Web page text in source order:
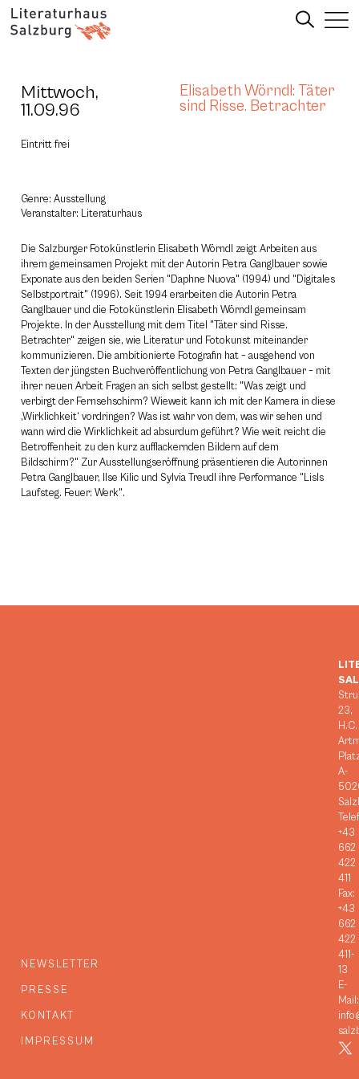
Mittwoch,
11.09.96
Elisabeth Wörndl: Täter
sind Risse. Betrachter
Eintritt frei
Genre: Ausstellung
Veranstalter: Literaturhaus
Die Salzburger Fotokünstlerin Elisabeth Wörndl zeigt Arbeiten aus
ihrem gemeinsamen Projekt mit der Autorin Petra Ganglbauer sowie
Exponate aus den beiden Serien "Daphne Nuova" (1994) und "Digitales
Selbstportrait" (1996). Seit 1994 erarbeiten die Autorin Petra
Ganglbauer und die Fotokünstlerin Elisabeth Wörndl gemeinsam
Projekte. In der Ausstellung mit dem Titel "Täter sind Risse.
Betrachter" zeigen sie, wie Literatur und Fotokunst miteinander
kommunizieren. Die ambitionierte Fotografin hat – ausgehend von
Texten der jüngsten Buchveröffentlichung von Petra Ganglbauer – mit
ihrer neuen Arbeit Fragen an sich selbst gestellt: "Was zeigt und
verbirgt der Fernsehschirm? Wieweit kann ich mit der Kamera in diese
‚Wirklichkeit‘ vordringen? Was ist wahr von dem, was wir sehen und
wann wird die Wirklichkeit ad absurdum geführt? Wie weit reicht die
Betroffenheit zu den kurz aufflackernden Bildern auf dem
Bildschirm?" Zur Ausstellungseröffnung präsentieren die Autorinnen
Petra Ganglbauer, Ilse Kilic und Sylvia Treudl ihre Performance "Lisls
Laufsteg. Feuer: Werk".
NEWSLETTER
PRESSE
KONTAKT
IMPRESSUM
23,
H.C.
A-
+43
662
422
411
Fax:
+43
662
422
411-
13
E-
Mail: